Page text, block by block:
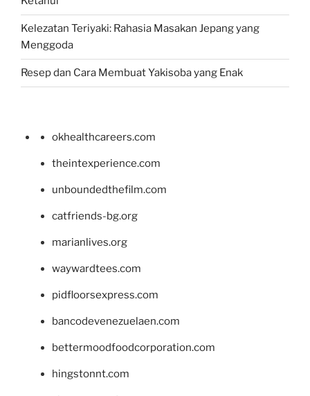
Kelezatan Teriyaki: Rahasia Masakan Jepang yang
Menggoda
Resep dan Cara Membuat Yakisoba yang Enak
okhealthcareers.com
theintexperience.com
unboundedthefilm.com
catfriends-bg.org
marianlives.org
waywardtees.com
pidfloorsexpress.com
bancodevenezuelaen.com
bettermoodfoodcorporation.com
hingstonnt.com